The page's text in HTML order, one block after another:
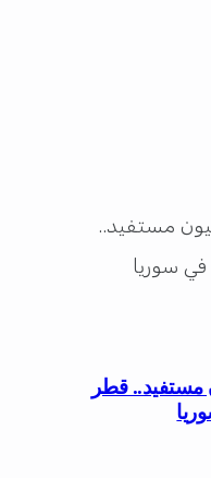
و13 مليون مستفيد.. قطر